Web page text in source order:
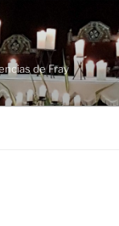
de Fray